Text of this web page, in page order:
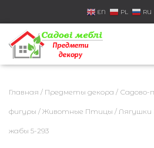
EN PL RU
Главная / Предметы декора / Садово-
фигуры / Животные Птицы / Лягушки
жабы 5-293